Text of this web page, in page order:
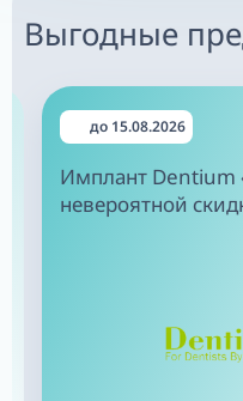
Выгодные
до 15.08.2026
Имплант Dentium
невероятной